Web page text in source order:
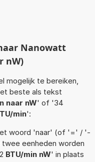
Nanowatt
nW)
mogelijk te bereiken,
beste als tekst
naar nW' of '34
min':
woord 'naar' (of '=' / '-
eenheden worden
BTU/min nW' in plaats